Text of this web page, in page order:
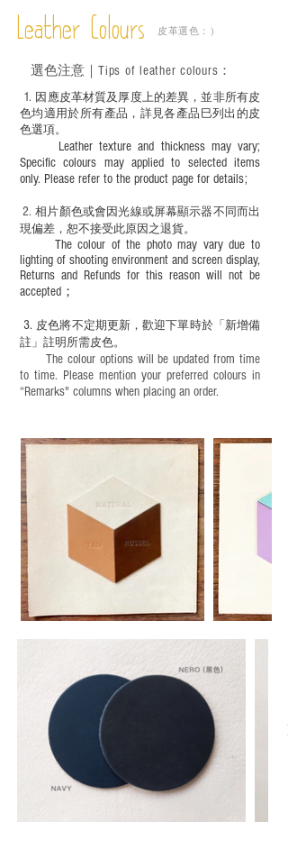
必須由成年人陪同下使用並應小心處理。
Leather Colours 皮革選色：）
1. ​ 因應皮革材質及厚度上的差異，並非所有皮
色均適用於所有產品，詳見各產品巳列出的皮
色選項。
Leather texture and thickness may vary;
Specific colours may applied to selected items
only. Please refer to the product page for details;
​2.相片顏色或會因光線或屏幕顯示器不同而出
現偏差，恕不接受此原因之退貨。
The colour of the photo may vary due to
lighting of shooting environment and screen display,
Returns and Refunds for this reason will not be
accepted；
3. 皮色將不定期更新，歡迎下單時於「新增備
註」註明 所需皮色。
The colour options will be updated from time
to time. Please mention your preferred colours in
“Remarks" columns when placing an order.
選色注意｜ Tips of leather colours ：